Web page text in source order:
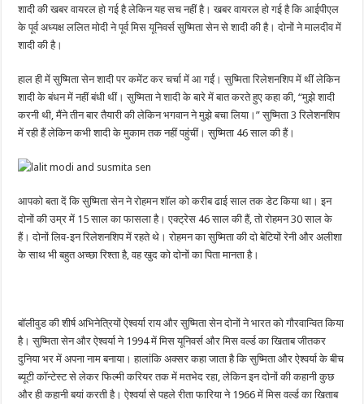
शादी की खबर वायरल हो गई है लेकिन यह सच नहीं है। खबर वायरल हो गई है कि आईपीएल
के पूर्व अध्यक्ष ललित मोदी ने पूर्व मिस यूनिवर्स सुष्मिता सेन से शादी की है। दोनों ने मालदीव में
शादी की है।
हाल ही में सुष्मिता सेन शादी पर कमेंट कर चर्चा में आ गईं। सुष्मिता रिलेशनशिप में थीं लेकिन
शादी के बंधन में नहीं बंधी थीं। सुष्मिता ने शादी के बारे में बात करते हुए कहा की, “मुझे शादी
करनी थी, मैंने तीन बार तैयारी की लेकिन भगवान ने मुझे बचा लिया।” सुष्मिता 3 रिलेशनशिप
में रही हैं लेकिन कभी शादी के मुकाम तक नहीं पहुंचीं। सुष्मिता 46 साल की हैं।
आपको बता दें कि सुष्मिता सेन ने रोहमन शॉल को करीब ढाई साल तक डेट किया था। इन
दोनों की उम्र में 15 साल का फासला है। एक्ट्रेस 46 साल की हैं, तो रोहमन 30 साल के
हैं। दोनों लिव-इन रिलेशनशिप में रहते थे। रोहमन का सुष्मिता की दो बेटियों रेनी और अलीशा
के साथ भी बहुत अच्छा रिश्ता है, वह खुद को दोनों का पिता मानता है।
बॉलीवुड की शीर्ष अभिनेत्रियों ऐश्वर्या राय और सुष्मिता सेन दोनों ने भारत को गौरवान्वित किया
है। सुष्मिता सेन और ऐश्वर्या ने 1994 में मिस यूनिवर्स और मिस वर्ल्ड का खिताब जीतकर
दुनिया भर में अपना नाम बनाया। हालांकि अक्सर कहा जाता है कि सुष्मिता और ऐश्वर्या के बीच
ब्यूटी कॉन्टेस्ट से लेकर फिल्मी करियर तक में मतभेद रहा, लेकिन इन दोनों की कहानी कुछ
और ही कहानी बयां करती है। ऐश्वर्या से पहले रीता फारिया ने 1966 में मिस वर्ल्ड का खिताब